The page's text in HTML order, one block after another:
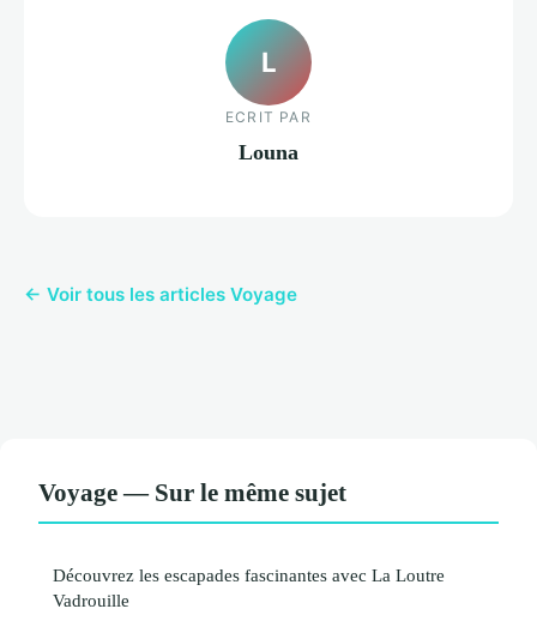
L
ECRIT PAR
Louna
← Voir tous les articles Voyage
Voyage — Sur le même sujet
Découvrez les escapades fascinantes avec La Loutre
Vadrouille